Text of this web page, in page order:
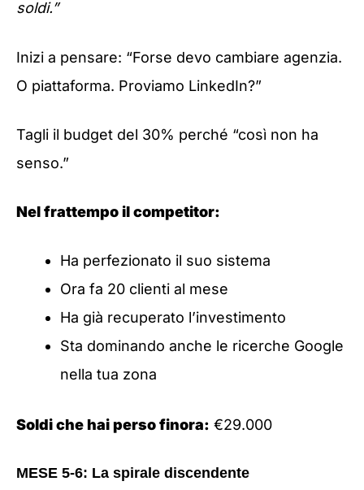
soldi.”
Inizi a pensare: “Forse devo cambiare agenzia.
O piattaforma. Proviamo LinkedIn?”
Tagli il budget del 30% perché “così non ha
senso.”
Nel frattempo il competitor:
Ha perfezionato il suo sistema
Ora fa 20 clienti al mese
Ha già recuperato l’investimento
Sta dominando anche le ricerche Google
nella tua zona
Soldi che hai perso finora: €29.000
MESE 5-6: La spirale discendente